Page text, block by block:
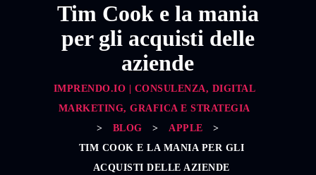
Tim Cook e la mania
per gli acquisti delle
aziende
IMPRENDO.IO | CONSULENZA, DIGITAL
MARKETING, GRAFICA E STRATEGIA
>
BLOG > APPLE
>
TIM COOK E LA MANIA PER GLI
ACQUISTI DELLE AZIENDE